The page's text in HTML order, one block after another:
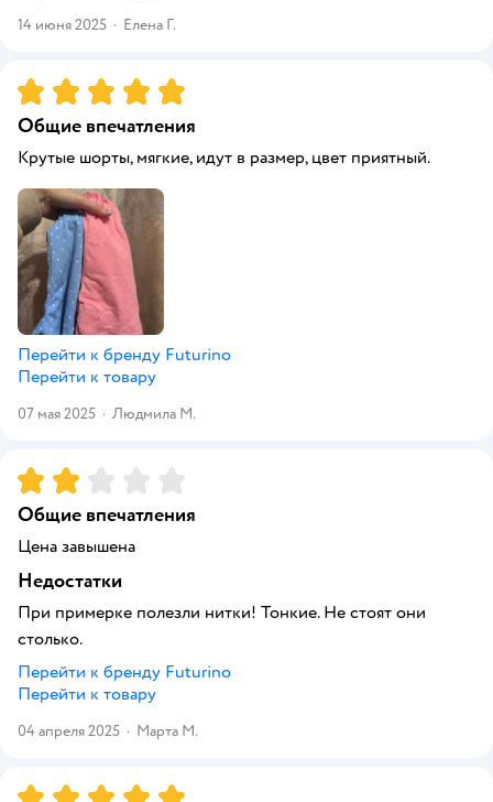
14 июня 2025 · Елена Г.
Рейтинг:5
Общие впечатления
Крутые шорты, мягкие, идут в размер, цвет приятный.
Перейти к бренду Futurino
Перейти к товару
07 мая 2025 · Людмила М.
Рейтинг:2
Общие впечатления
Цена завышена
Недостатки
При примерке полезли нитки! Тонкие. Не стоят они
столько.
Перейти к бренду Futurino
Перейти к товару
04 апреля 2025 · Марта М.
Рейтинг:5